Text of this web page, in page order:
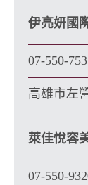
伊亮妍國
07-550-
高雄市左
萊佳悅容
07-550-